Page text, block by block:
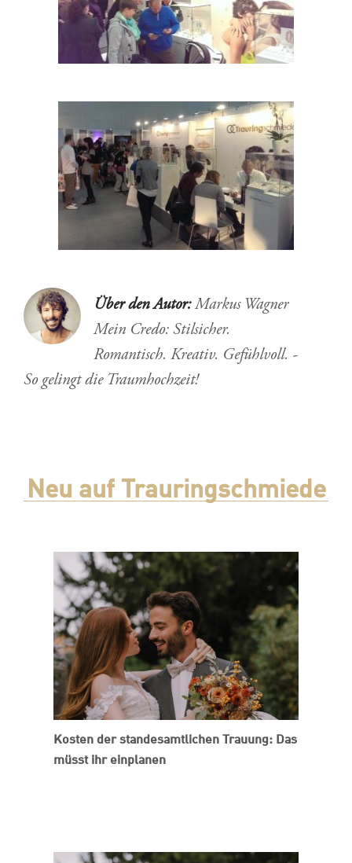
Über den Autor:Markus Wagner
Mein Credo: Stilsicher.
Romantisch. Kreativ. Gefühlvoll. -
So gelingt die Traumhochzeit!
Neu auf Trauringschmiede
Kosten der standesamtlichen Trauung: Das
müsst ihr einplanen